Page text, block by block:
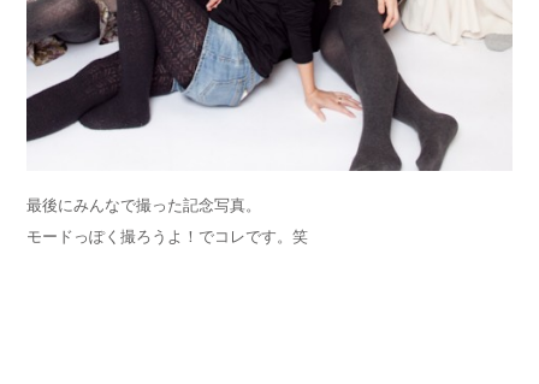
最後にみんなで撮った記念写真。
モードっぽく撮ろうよ！でコレです。笑